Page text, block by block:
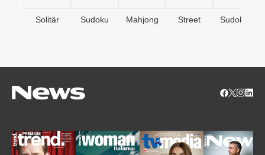
Solitär Sudoku Mahjong Street Sudoken